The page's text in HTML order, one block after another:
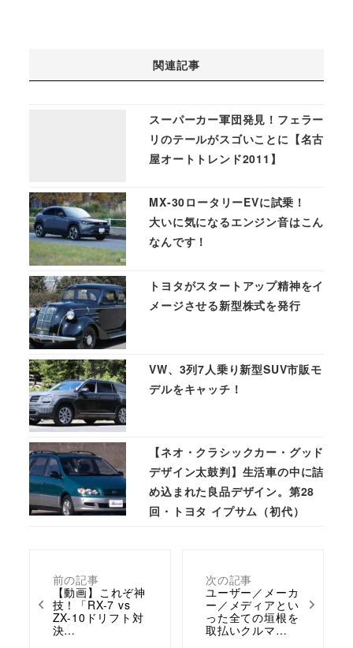
前の記事
【動画】これぞ神
技！「RX-7 vs
ZX-10ドリフト対
決…
次の記事
ユーザー／メーカ
ー／メディアとい
った全ての垣根を
取払いクルマ…
関連記事
スーパーカー軍団発見！フェラー
リのテールがスゴいことに【名古
屋オートトレンド2011】
MX-30ロータリーEVに試乗！
大いに気になるエンジン音はこん
なんです！
トヨタがスタートアップ精神をイ
メージさせる新型株式を発行
VW、3列7人乗り新型SUV市販モ
デルをキャッチ！
【ネオ・クラシックカー・グッド
デザイン太鼓判】生活車の中に詰
め込まれた良品デザイン。第28
回・トヨタ イプサム（初代）